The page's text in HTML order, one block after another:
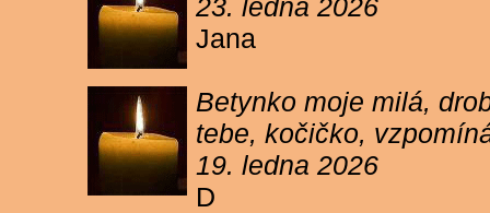
23. ledna 2026
Jana
Betynko moje milá,
tebe, kočičko,
19. ledna 2026
D